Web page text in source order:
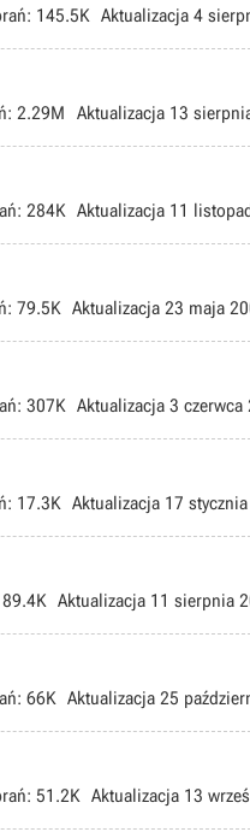
145.5K Aktualizacja 4
2.29M Aktualizacja 13
284K Aktualizacja 11
79.5K Aktualizacja 23 maja
307K Aktualizacja 3 czerwca
17.3K Aktualizacja 17
89.4K Aktualizacja 11 sierpnia
66K Aktualizacja 25
51.2K Aktualizacja 13